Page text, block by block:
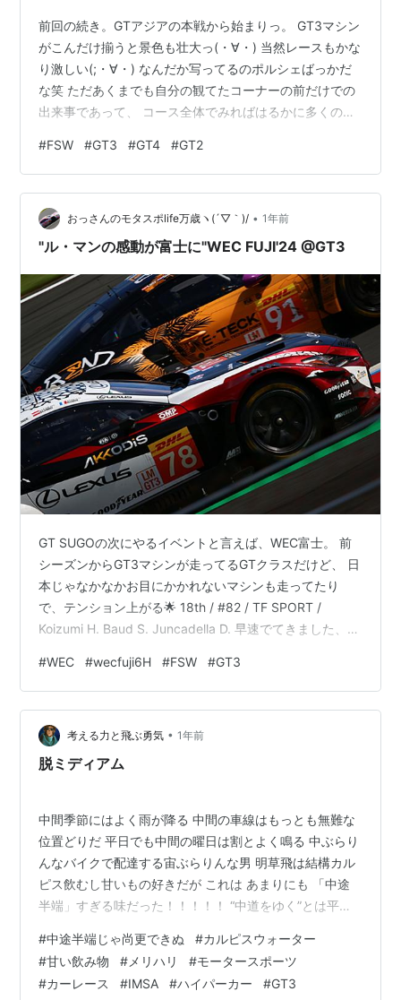
前回の続き。GTアジアの本戦から始まりっ。 GT3マシン
がこんだけ揃うと景色も壮大っ(・∀・) 当然レースもかな
り激しい(;・∀・) なんだか写ってるのポルシェばっかだ
な笑 ただあくまでも自分の観てたコーナーの前だけでの
出来事であって、 コース全体でみればはるかに多くの激
ックは兵どもが夢の跡状態…(+_+) もちろんポルシェ以外
も そして休む間もなく、今度はピットウォーク。 ホント
せわしない(*_*; JAPAN CUPにはGT4マシンも出場します
(`・ω・´) 分身！！ もう1台にはみきゃんが乗車。カワイ
イ♪ この季節の真っ黒ポルシェはアツ…
#FSW #GT3 #GT4 #GT2
おっさんのモタスポlife万歳ヽ(´▽｀)/ • 1年前
"ル・マンの感動が富士に"WEC FUJI'24 @GT3
GT SUGOの次にやるイベントと言えば、WEC富士。 前
シーズンからGT3マシンが走ってるGTクラスだけど、 日
本じゃなかなかお目にかかれないマシンも走ってたり
で、テンション上がる🌟 18th / #82 / TF SPORT /
Koizumi H. Baud S. Juncadella D. 早速でてきました、コ
チームで、 序盤は地元勢の強さも見せてくれてたけど、
まさかのトラブルで後退…(◞‸◟) 17th / #95 / UNITED
AUTOSPORTS / Caygill J. Pino N. Sato M. 同じく日本人
ドラ…
#WEC #wecfuji6H #FSW #GT3
考える力と飛ぶ勇気 • 1年前
脱ミディアム
中間季節にはよく雨が降る 中間の車線はもっとも無難な
位置どりだ 平日でも中間の曜日は割とよく鳴る 中ぶらり
んなバイクで配達する宙ぶらりんな男 明草飛は結構カル
ピス飲むし甘いもの好きだが これは あまりにも 「中途
半端」すぎる味だった！！！！！ “中道をゆく”とは平均
いくせに2兎を2兎とも逃すときがあるときたもんだ 大事
なのはきっとメリハリ！ 行くか！行かぬか！ ミギか！ヒ
ダリか！ レーシングカードライバーのような思い切りも
#中途半端じゃ尚更できぬ #カルピスウォーター
#甘い飲み物 # メリハリ #モータースポーツ
#カーレース #IMSA #ハイパーカー #GT3